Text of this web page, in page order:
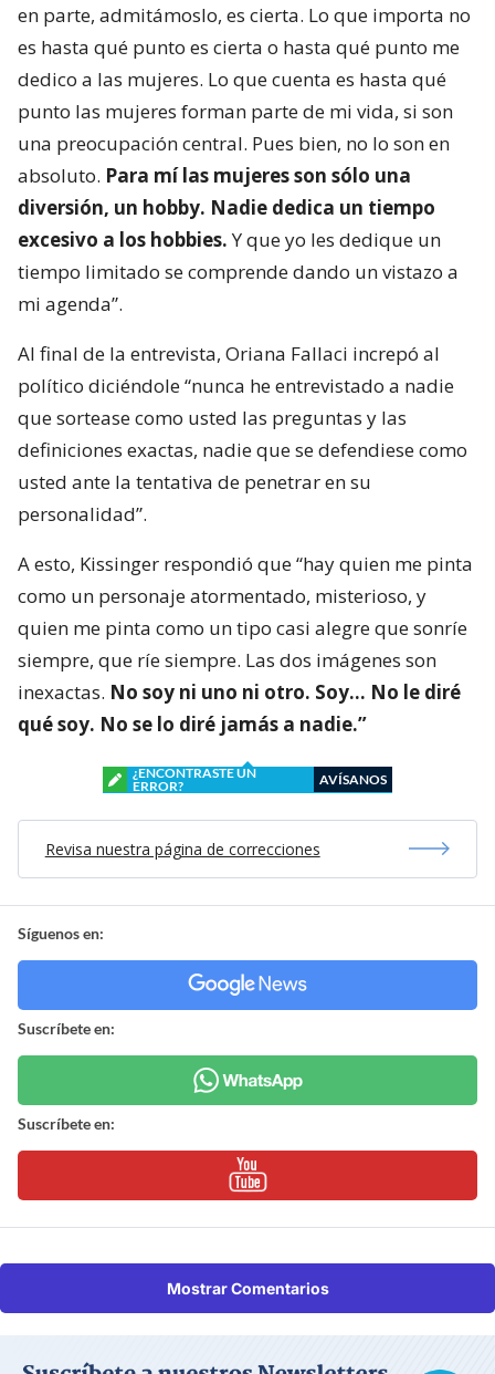
en parte, admitámoslo, es cierta. Lo que importa no
es hasta qué punto es cierta o hasta qué punto me
dedico a las mujeres. Lo que cuenta es hasta qué
punto las mujeres forman parte de mi vida, si son
una preocupación central. Pues bien, no lo son en
absoluto. Para mí las mujeres son sólo una
diversión, un hobby. Nadie dedica un tiempo
excesivo a los hobbies.Y que yo les dedique un
tiempo limitado se comprende dando un vistazo a
mi agenda”.
Al final de la entrevista, Oriana Fallaci increpó al
político diciéndole “nunca he entrevistado a nadie
que sortease como usted las preguntas y las
definiciones exactas, nadie que se defendiese como
usted ante la tentativa de penetrar en su
personalidad”.
A esto, Kissinger respondió que “hay quien me pinta
como un personaje atormentado, misterioso, y
quien me pinta como un tipo casi alegre que sonríe
siempre, que ríe siempre. Las dos imágenes son
inexactas. No soy ni uno ni otro. Soy… No le diré
qué soy. No se lo diré jamás a nadie.”
¿ENCONTRASTE UN
ERROR?
AVÍSANOS
Revisa nuestra página de correcciones
Síguenos en:
Suscríbete en:
Suscríbete en:
Mostrar Comentarios